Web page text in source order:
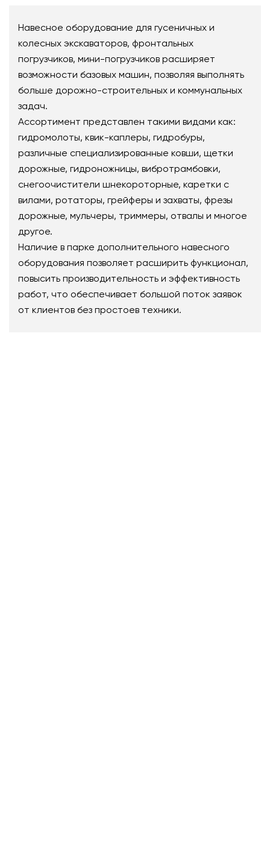
Навесное оборудование для гусеничных и
колесных экскаваторов, фронтальных
погрузчиков, мини-погрузчиков расширяет
возможности базовых машин, позволяя выполнять
больше дорожно-строительных и коммунальных
задач.
Ассортимент представлен такими видами как:
гидромолоты, квик-каплеры, гидробуры,
различные специализированные ковши, щетки
дорожные, гидроножницы, вибротрамбовки,
снегоочистители шнекороторные, каретки с
вилами, ротаторы, грейферы и захваты, фрезы
дорожные, мульчеры, триммеры, отвалы и многое
другое.
Наличие в парке дополнительного навесного
оборудования позволяет расширить функционал,
повысить производительность и эффективность
работ, что обеспечивает большой поток заявок
от клиентов без простоев техники.